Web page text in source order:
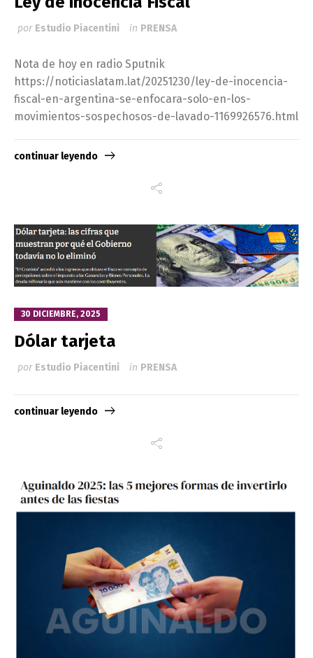
por Estudio Piacentini in PRENSA
Nota de hoy en radio Sputnik
https://noticiaslatam.lat/20251230/ley-de-inocencia-
fiscal-en-argentina-se-enfocara-solo-en-los-
movimientos-sospechosos-de-lavado-1169926576.html
continuar leyendo
30 DICIEMBRE, 2025
Dólar tarjeta
por Estudio Piacentini in PRENSA
continuar leyendo